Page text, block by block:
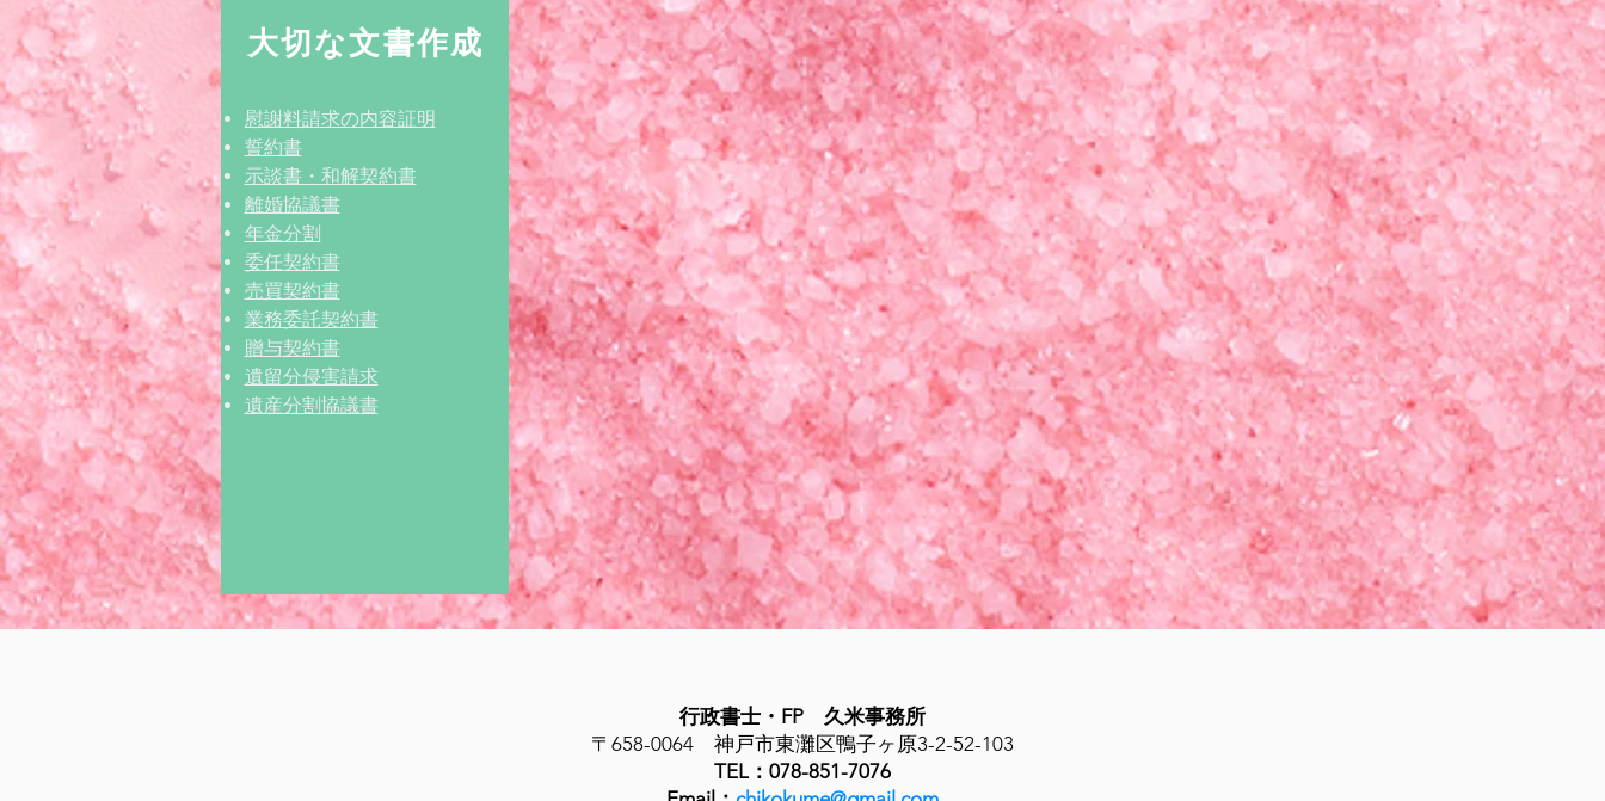
大切な文書作成
慰謝料請求の内容証明
​誓約書
示談書・和解契約書
離婚協議書
年金分割
委任契約書
売買契約書
業務委託契約書
贈与契約書
遺留分侵害請求
遺産分割協議書
行政書士・FP 久米事務所
〒658-0064 神戸市東灘区鴨子ヶ原3-2-52-103
TEL：078-851-7076